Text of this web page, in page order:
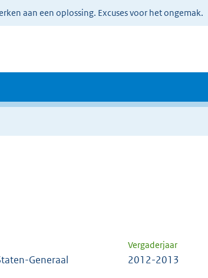
aan een oplossing. Excuses voor het ongemak.
Vergaderjaar
Generaal 2012-2013